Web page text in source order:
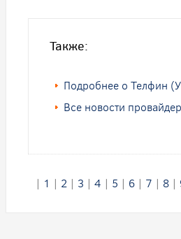
Также:
Подробнее о Телфин
Все новости
| 1 | 2 | 3 | 4 | 5 | 6 | 7 | 8 |